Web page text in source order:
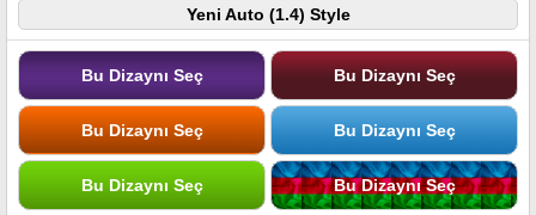
Yeni Auto (1.4) Style
Bu Dizaynı Seç Bu Dizaynı Seç
Bu Dizaynı Seç Bu Dizaynı Seç
Bu Dizaynı Seç Bu Dizaynı Seç